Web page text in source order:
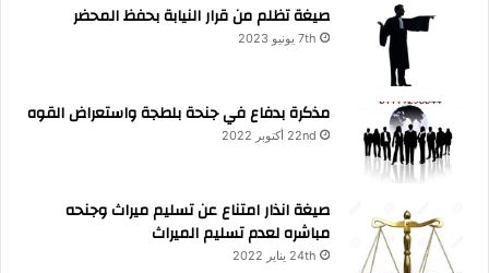
صيغة تظلم من قرار النيابة بحفظ المحضر
7th يونيو 2023
مذكرة بدفاع في جنحة بلطجة واستعراض القوه
22nd أكتوبر 2022
صيغة انذار امتناع عن تسليم ميراث وجنحه
مباشره لعدم تسليم الميراث
24th يناير 2022